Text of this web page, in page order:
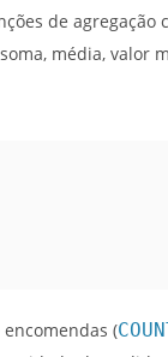
de agregação
média, valor
(